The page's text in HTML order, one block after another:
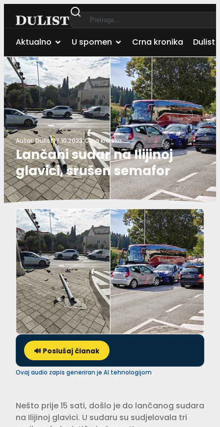
Aktualno U spomen Crna kronika Dulist
Autor:Dulist17.10.2023.Crna kronika
Lančani sudar na Ilijinoj
glavici, srušen semafor
🔊 Poslušaj članak
Ovaj audio zapis generiran je AI tehnologijom
Nešto prije 15 sati, došlo je do lančanog sudara
na Ilijinoj glavici. U sudaru su sudjelovala tri